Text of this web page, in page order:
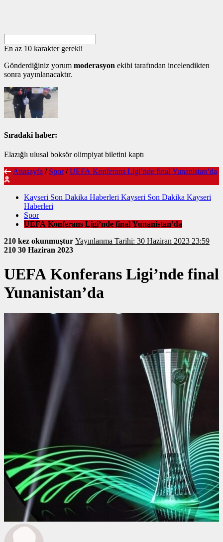
En az 10 karakter gerekli
Gönderdiğiniz yorum moderasyon ekibi tarafından incelendikten
sonra yayınlanacaktır.
Sıradaki haber:
Elazığlı ulusal boksör olimpiyat biletini kaptı
Anasayfa / Spor / UEFA Konferans Ligi’nde final Yunanistan’da
Kayseri Son Dakika Haberleri Kayseri Son Dakika Kayseri
Haberleri
Spor
UEFA Konferans Ligi’nde final Yunanistan’da
210 kez okunmuştur
Yayınlanma Tarihi: 30 Haziran 2023 23:59
210 30 Haziran 2023
UEFA Konferans Ligi’nde final
Yunanistan’da